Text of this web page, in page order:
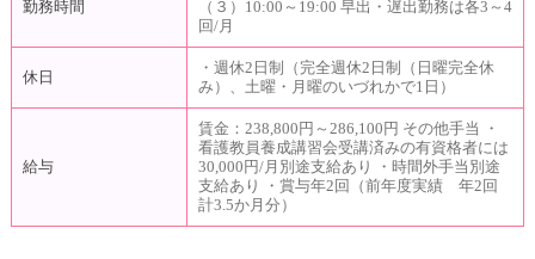
勤務時間
（３）10:00～19:00 早出・遅出勤務は各3～4
回/月
休日
・週休2日制（完全週休2日制（日曜完全休
み）、土曜・月曜のいづれかで1日）
給与
賃金：238,800円～286,100円 その他手当 ・
看護教員養成講習会受講済みの有資格者には
30,000円/月別途支給あり ・時間外手当別途
支給あり ・賞与年2回（前年度実績 年2回
計3.5か月分）